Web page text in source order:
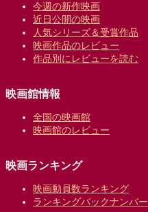
今週の新作映画
近日公開の映画
人気シリーズ＆受賞作品
映画作品のレビュー
作品別にレビューを読む
映画館情報
全国の映画館
映画館のレビュー
映画ランキング
映画動員数ランキング
ランキングバックナンバー